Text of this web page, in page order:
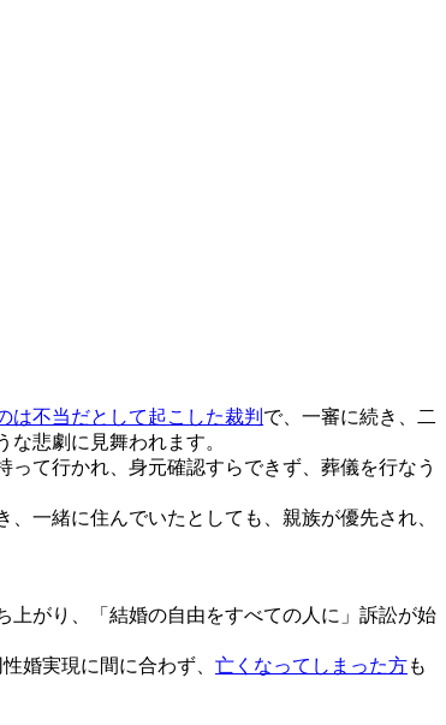
は不当だとして起こした裁判 で、一審に続き、二
悲劇に見舞われます。
て行かれ、身元確認すらできず、葬儀を行なう
一緒に住んでいたとしても、親族が優先され、
がり、「結婚の自由をすべての人に」訴訟が始
婚実現に間に合わず、 亡くなってしまった方も